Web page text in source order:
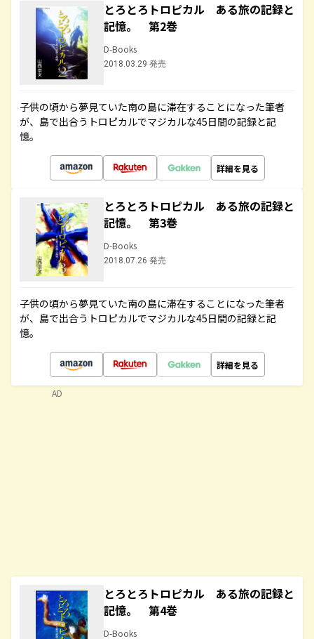
とろとろトロピカル ある旅の記録と
記憶。 第2巻
D-Books
2018.03.29 発売
子供の頃から夢見ていた南の島に滞在することになった筆者
が、島で出合うトロピカルでマジカルな45日間の記録と記
憶。
詳細を見る
とろとろトロピカル ある旅の記録と
記憶。 第3巻
D-Books
2018.07.26 発売
子供の頃から夢見ていた南の島に滞在することになった筆者
が、島で出合うトロピカルでマジカルな45日間の記録と記
憶。
詳細を見る
とろとろトロピカル ある旅の記録と
記憶。 第4巻
D-Books
AD